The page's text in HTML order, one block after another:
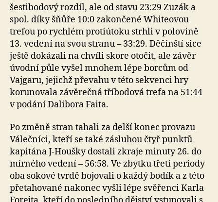
šestibodový rozdíl, ale od stavu 23:29 Zuzák a
spol. díky šňůře 10:0 zakončené Whiteovou
trefou po rychlém protiútoku strhli v polovině
13. vedení na svou stranu – 33:29. Děčínští sice
ještě dokázali na chvíli skore otočit, ale závěr
úvodní půle vyšel mnohem lépe borcům od
Vajgaru, jejichž převahu v této sekvenci hry
korunovala závěrečná tříbodová trefa na 51:44
v podání Dalibora Faita.
Po změně stran tahali za delší konec provazu
Válečníci, kteří se také zásluhou čtyř punktů
kapitána J-Houšky dostali zkraje minuty 26. do
mírného vedení – 56:58. Ve zbytku třetí periody
oba sokové tvrdě bojovali o každý bodík a z této
přetahované nakonec vyšli lépe svěřenci Karla